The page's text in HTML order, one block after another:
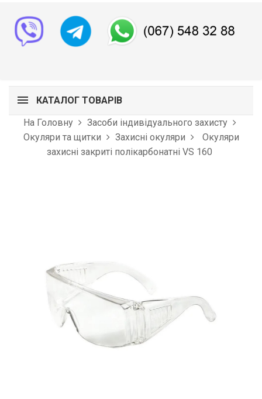
КАТАЛОГ ТОВАРІВ
На Головну
Засоби індивідуального захисту
Окуляри та щитки
Захисні окуляри
Окуляри
захисні закриті полікарбонатні VS 160